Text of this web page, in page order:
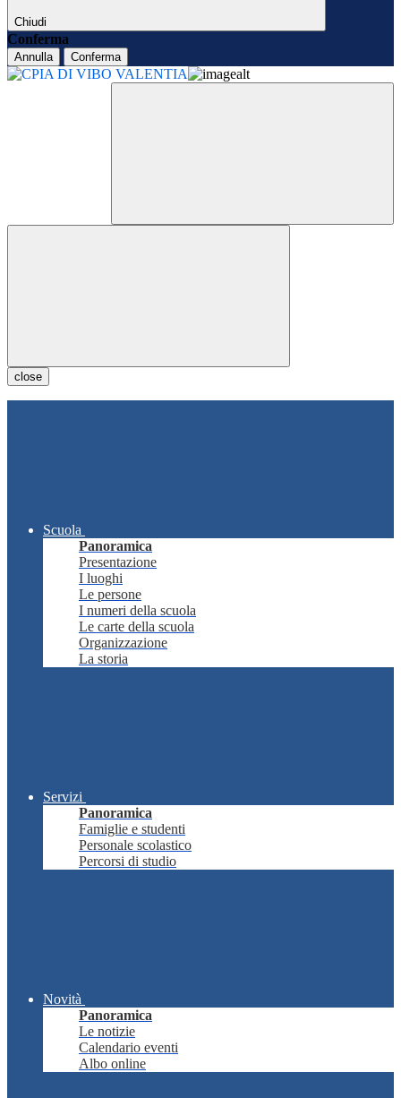
Chiudi
Conferma
Annulla Conferma
close
Scuola
Panoramica
Presentazione
I luoghi
Le persone
I numeri della scuola
Le carte della scuola
Organizzazione
La storia
Servizi
Panoramica
Famiglie e studenti
Personale scolastico
Percorsi di studio
Novità
Panoramica
Le notizie
Calendario eventi
Albo online